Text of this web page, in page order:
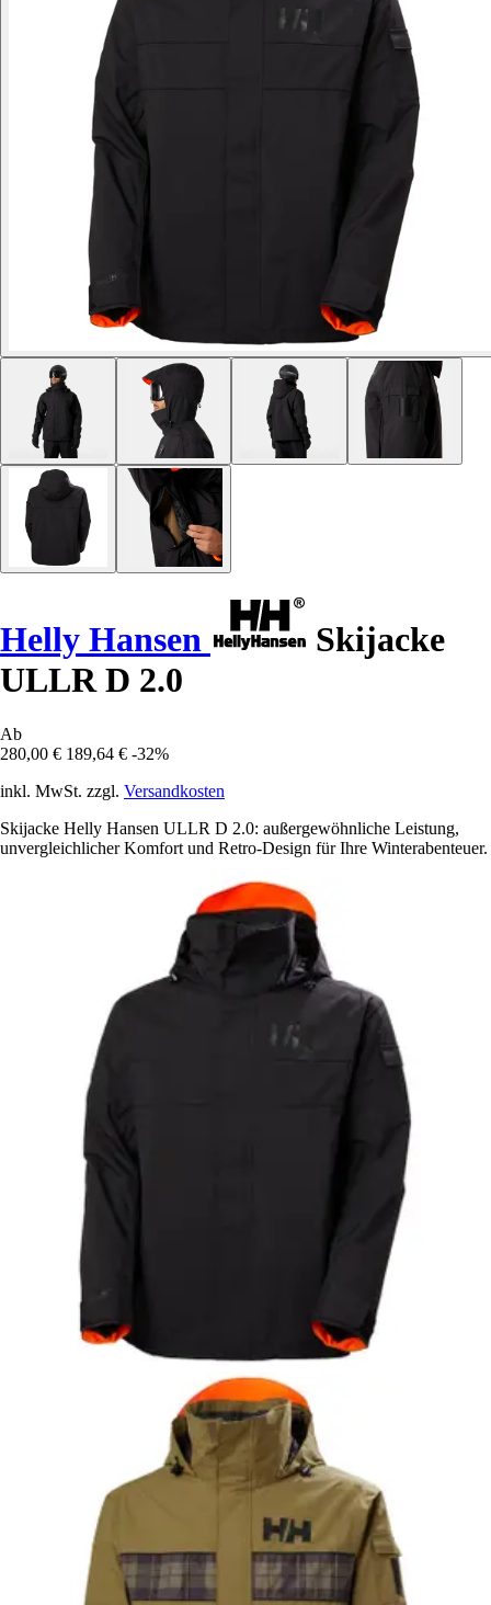
Helly Hansen
Skijacke
ULLR D 2.0
Ab
280,00 € 189,64 € -32%
inkl. MwSt. zzgl. Versandkosten
Skijacke Helly Hansen ULLR D 2.0: außergewöhnliche Leistung,
unvergleichlicher Komfort und Retro-Design für Ihre Winterabenteuer.